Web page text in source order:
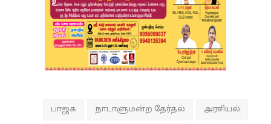
பாஜக நாடாளுமன்ற தேர்தல் அரசியல்